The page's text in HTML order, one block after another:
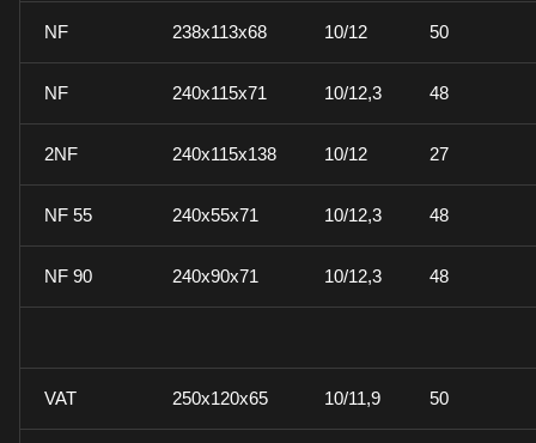
NF 238x113x68 10/12 50
NF 240x115x71 10/12,3 48
2NF 240x115x138 10/12 27
NF 55 240x55x71 10/12,3 48
NF 90 240x90x71 10/12,3 48
VAT 250x120x65 10/11,9 50